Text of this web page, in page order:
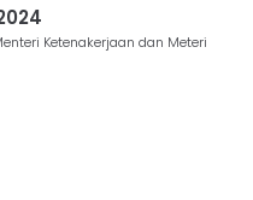
Ketenakerjaan dan Meteri